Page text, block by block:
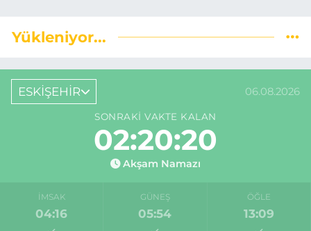
Yükleniyor...
ESKİŞEHİR 06.08.2026
SONRAKI VAKTE KALAN
02:20:19
Akşam Namazı
İMSAK
04:16
GÜNEŞ
05:54
ÖĞLE
13:09